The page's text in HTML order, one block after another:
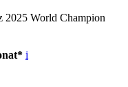
2025 World Champion
i